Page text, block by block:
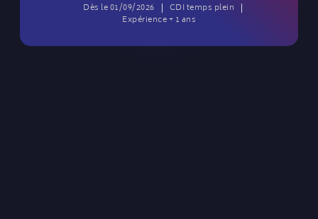
Dès le 01/09/2026
CDI temps plein
Expérience + 1 ans